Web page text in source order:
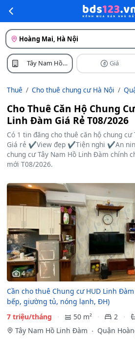
Hoàng Mai, Hà Nội
Tây Nam Hồ
Linh Đàm
Giá
Thuê Cho thuê chung cư Hà Nội
Cho Thuê Căn Hộ Chung
Linh Đàm Giá Rẻ T08/2026
Có 1 tin đăng cho thuê căn hộ chung
Giá rẻ ✔️View đẹp ✔️Tiện nghi ✔️An
chung cư Tây Nam Hồ Linh Đàm chính
mới T08/2026.
4
Cần cho thuê Chung cư HUD Linh
bếp, giường tủ, nóng lạnh, ĐH)
7 triệu/tháng
50 m² 2
Tây Nam Hồ Linh Đàm
Quận